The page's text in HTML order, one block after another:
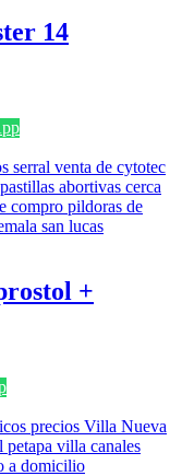
14
+